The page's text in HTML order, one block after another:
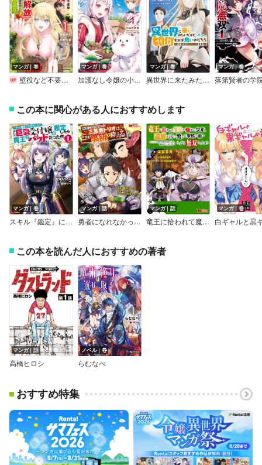
マンガ｜巻
壁役など不要と追放されたS級冒険者、≪奴隷解放≫スキルを駆使して史上最強の国造り【イラスト特典付】
マンガ｜巻
加護なし令嬢の小さな村 ～さあ、領地運営を始めましょう！～
マンガ｜巻
異世界に来たみたいだけど如何すれば良いのだろう ～社畜SEのマイペース冒険記～ 【電子限定おまけ付き】
マンガ｜巻
この本に関心がある人におすすめします
マンガ｜巻
スキル『鑑定』に目覚めたので、憧れの巨乳受付嬢を鑑定したら魔王でパッドだった件（コミック）
マンガ｜話
勇者になれなかった三馬鹿トリオは、今日も男飯を拵える。（コミック） 分冊版
マンガ｜話
竜王に拾われて魔法を極めた少年、追放を言い渡した家族の前でうっかり無双してしまう～兄上たちが僕の仲間を攻撃するなら、徹底的にやり返します～（コミック） 分冊版
マンガ｜巻
この本を読んだ人におすすめの著者
マンガ｜話
高橋ヒロシ
ノベル｜巻
らむなべ
おすすめ特集